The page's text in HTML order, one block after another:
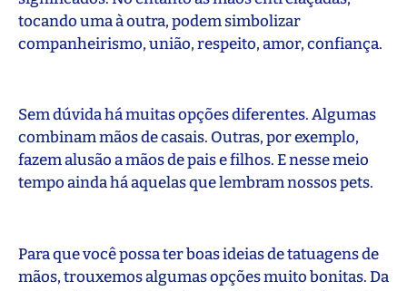
tocando uma à outra, podem simbolizar
companheirismo, união, respeito, amor, confiança.
Sem dúvida há muitas opções diferentes. Algumas
combinam mãos de casais. Outras, por exemplo,
fazem alusão a mãos de pais e filhos. E nesse meio
tempo ainda há aquelas que lembram nossos pets.
Para que você possa ter boas ideias de tatuagens de
mãos, trouxemos algumas opções muito bonitas. Da